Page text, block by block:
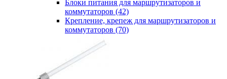
Блоки питания для маршрутизаторов и
коммутаторов (42)
Крепление, крепеж для маршрутизаторов и
коммутаторов (70)